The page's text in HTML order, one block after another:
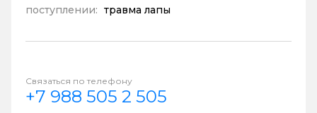
поступлении: травма лапы
Связаться по телефону
+7 988 505 2 505